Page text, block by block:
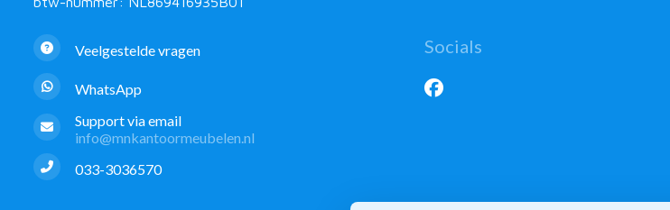
Veelgestelde vragen
WhatsApp
Support via email
info@mnkantoormeubelen.nl
033-3036570
Socials